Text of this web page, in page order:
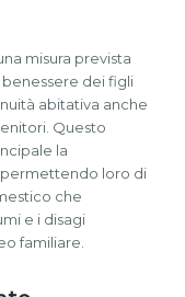
misura prevista
dei figli
abitativa anche
Questo
la
loro di
che
e i disagi
familiare.